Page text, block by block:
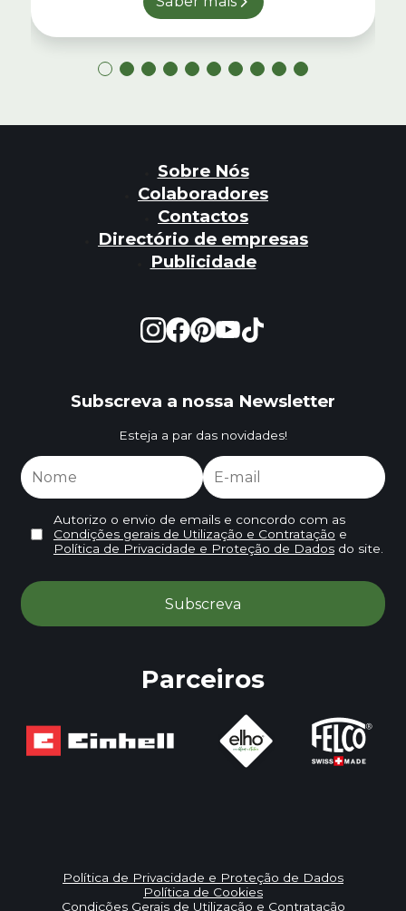
Sobre Nós
Colaboradores
Contactos
Directório de empresas
Publicidade
Subscreva a nossa Newsletter
Esteja a par das novidades!
Autorizo o envio de emails e concordo com as
Condições gerais de Utilização e Contratação e
Política de Privacidade e Proteção de Dadosdo site.
Parceiros
Política de Privacidade e Proteção de Dados
Política de Cookies
Condições Gerais de Utilização e Contratação